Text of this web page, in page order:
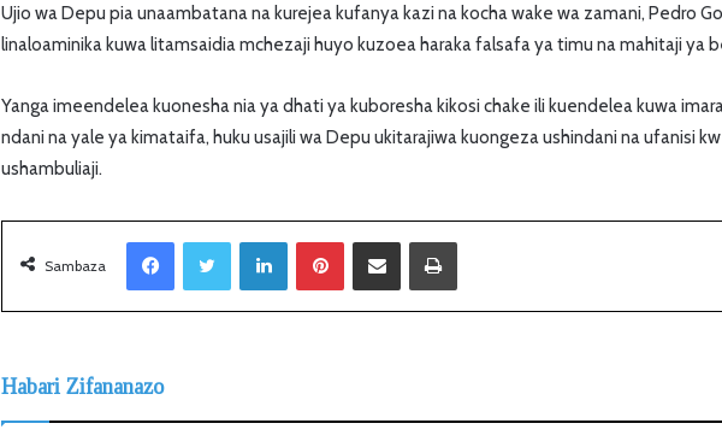
Ujio wa Depu pia unaambatana na kurejea kufanya kazi na kocha wake wa zamani, Pedro
linaloaminika kuwa litamsaidia mchezaji huyo kuzoea haraka falsafa ya timu na mahitaji ya
Yanga imeendelea kuonesha nia ya dhati ya kuboresha kikosi chake ili kuendelea kuwa
ndani na yale ya kimataifa, huku usajili wa Depu ukitarajiwa kuongeza ushindani na ufanisi
ushambuliaji.
Sambaza
LinkedIn Sambaza kupitia barua pepe
Habari Zifananazo